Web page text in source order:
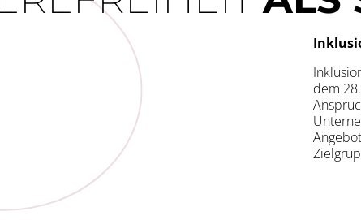
dem